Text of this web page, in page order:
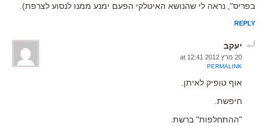
בפריס", נראה לי שהנושא האיטלקי הפעם ימנע ממנו לנסוע לצרפת).
REPLY
יעקב
20 מרץ 2012 at 12:41
PERMALINK
אוף טופיק לאיתן.
חיפשת.
"ההתחלפות" ברשת.